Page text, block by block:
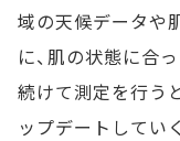
域の天候データや
に、肌の状態に合
続けて測定を行う
ップデートしてい